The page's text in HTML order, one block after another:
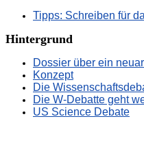
Tipps: Schreiben für
Hintergrund
Dossier über ein
Konzept
Die
Die W-Debatte geht
US Science Debate